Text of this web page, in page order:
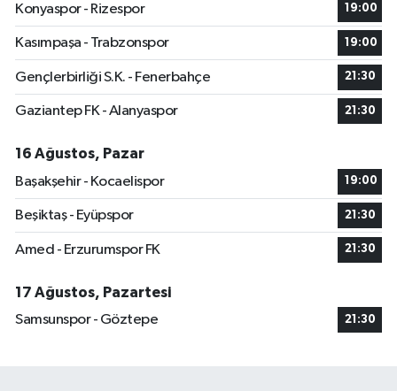
Konyaspor - Rizespor
19:00
Kasımpaşa - Trabzonspor 19:00
Gençlerbirliği S.K. - Fenerbahçe 21:30
Gaziantep FK - Alanyaspor 21:30
16 Ağustos, Pazar
Başakşehir - Kocaelispor
19:00
Beşiktaş - Eyüpspor 21:30
Amed - Erzurumspor FK 21:30
17 Ağustos, Pazartesi
Samsunspor - Göztepe
21:30